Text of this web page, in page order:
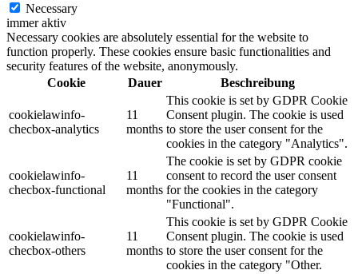
Necessary
immer aktiv
Necessary cookies are absolutely essential for the website to
function properly. These cookies ensure basic functionalities and
security features of the website, anonymously.
Cookie
Dauer Beschreibung
cookielawinfo-
checbox-analytics
11
months
This cookie is set by GDPR Cookie
Consent plugin. The cookie is used
to store the user consent for the
cookies in the category "Analytics".
cookielawinfo-
checbox-functional
11
months
The cookie is set by GDPR cookie
consent to record the user consent
for the cookies in the category
"Functional".
cookielawinfo-
checbox-others
11
months
This cookie is set by GDPR Cookie
Consent plugin. The cookie is used
to store the user consent for the
cookies in the category "Other.